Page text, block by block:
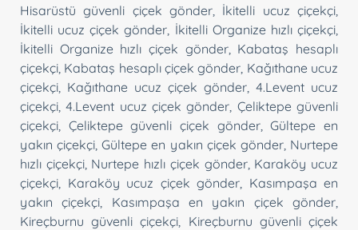
Hisarüstü güvenli çiçek gönder
İkitelli ucuz çiçekçi
İkitelli ucuz çiçek gönder İkitelli Organize hızlı çiçekçi
İkitelli Organize hızlı çiçek gönder, Kabataş hesaplı
çiçekçi Kabataş hesaplı çiçek gönder Kağıthane ucuz
çiçekçi Kağıthane ucuz çiçek gönder 4.Levent ucuz
çiçekçi ,4.Levent ucuz çiçek gönder Çeliktepe güvenli
çiçekçi
Çeliktepe güvenli çiçek gönder,Gültepe en
yakın çiçekçi ,Gültepe en yakın çiçek gönder, Nurtepe
hızlı çiçekçi, Nurtepe hızlı çiçek gönder, Karaköy ucuz
çiçekçi
Karaköy ucuz çiçek gönder
Kasımpaşa en
yakın çiçekçi
Kasımpaşa en yakın çiçek gönder
Kireçburnu güvenli çiçekçi
Kireçburnu güvenli çiçek